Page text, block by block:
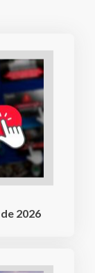
2026